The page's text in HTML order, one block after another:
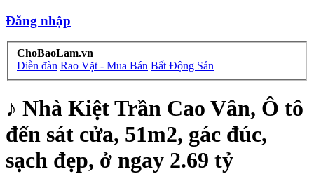
Đăng nhập
ChoBaoLam.vn
Diễn đàn Rao Vặt - Mua Bán Bất Động Sản
♪ Nhà Kiệt Trần Cao Vân, Ô tô
đến sát cửa, 51m2, gác đúc,
sạch đẹp, ở ngay 2.69 tỷ